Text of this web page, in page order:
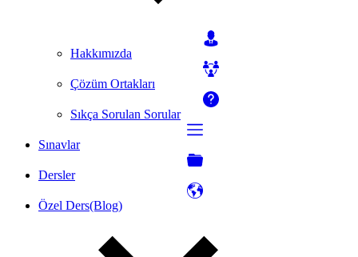
Hakkımızda
Çözüm Ortakları
Sıkça Sorulan Sorular
Sınavlar
Dersler
Özel Ders(Blog)